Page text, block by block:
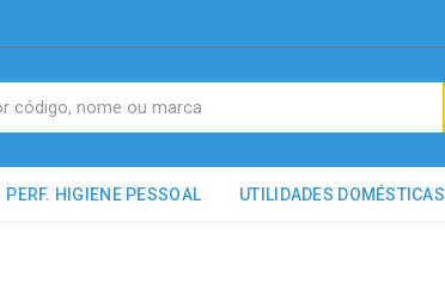
PERF. HIGIENE PESSOAL UTILIDADES DOMÉSTICAS